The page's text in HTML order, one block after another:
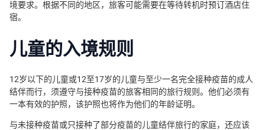
境要求。根据不同的地区，旅客可能需要在等待转机时预订酒店住
宿。
儿童的入境规则
12岁以下的儿童或12至17岁的儿童与至少一名完全接种疫苗的成人
结伴而行，须遵守与接种疫苗的旅客相同的旅行规则。他们必须有
一本有效的护照，该护照也将作为他们的年龄证明。
与未接种疫苗或只接种了部分疫苗的儿童结伴旅行的家庭，还应该